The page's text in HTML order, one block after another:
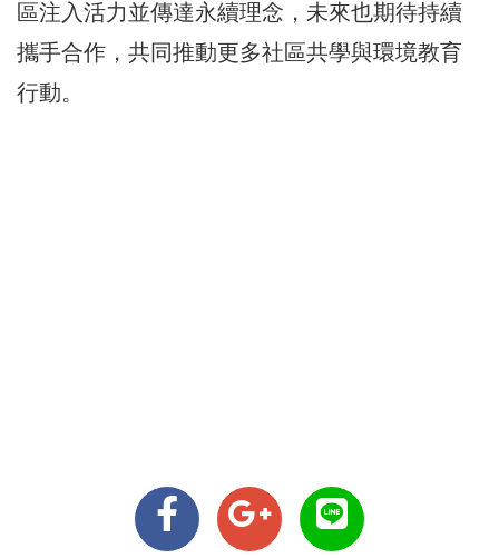
區注入活力並傳達永續理念，未來也期待持續
攜手合作，共同推動更多社區共學與環境教育
行動。